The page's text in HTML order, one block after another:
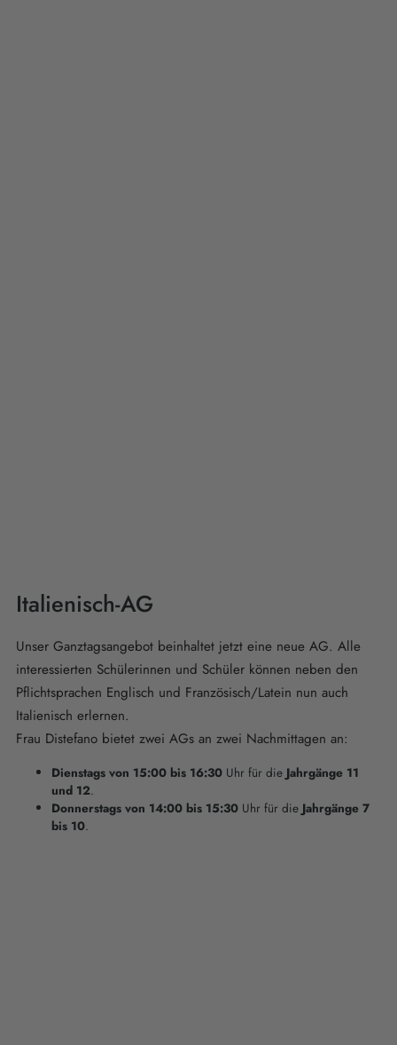
Italienisch-AG
Unser Ganztagsangebot beinhaltet jetzt eine neue AG. Alle
interessierten Schülerinnen und Schüler können neben den
Pflichtsprachen Englisch und Französisch/Latein nun auch
Italienisch erlernen.
Frau Distefano bietet zwei AGs an zwei Nachmittagen an:
Dienstags von 15:00 bis 16:30Uhr für die Jahrgänge 11
und 12.
Donnerstags von 14:00 bis 15:30Uhr für die Jahrgänge 7
bis 10.